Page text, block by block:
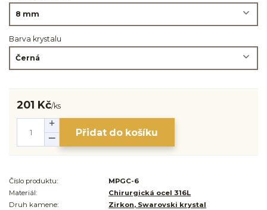
Barva krystalu
201 Kč/ks
Přidat do košíku
Číslo produktu:
MPGC-6
Materiál:
Chirurgická ocel 316L
Druh kamene:
Zirkon, Swarovski krystal